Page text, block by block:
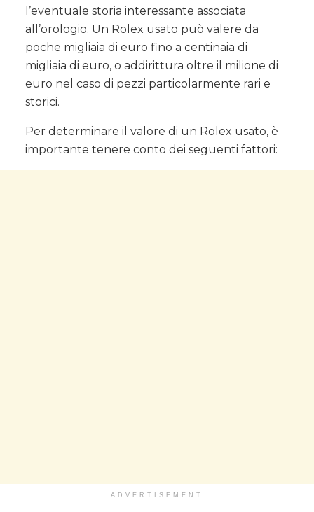
l’eventuale storia interessante associata
all’orologio. Un Rolex usato può valere da
poche migliaia di euro fino a centinaia di
migliaia di euro, o addirittura oltre il milione di
euro nel caso di pezzi particolarmente rari e
storici.
Per determinare il valore di un Rolex usato, è
importante tenere conto dei seguenti fattori:
ADVERTISEMENT